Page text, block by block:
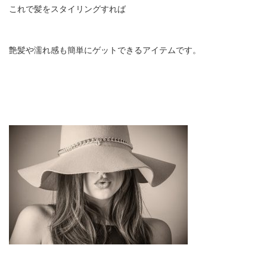
これで髪をスタイリングすれば
艶髪や濡れ感も簡単にゲットできるアイテムです。